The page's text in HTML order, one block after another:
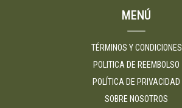
MENÚ
TÉRMINOS Y CONDICIONES
POLITICA DE REEMBOLSO
POLÍTICA DE PRIVACIDAD
SOBRE NOSOTROS